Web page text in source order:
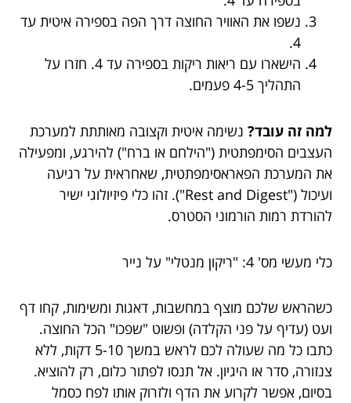
נשפו את האוויר החוצה דרך הפה בספירה איטית עד
4.
הישארו עם ריאות ריקות בספירה עד 4. חזרו על
התהליך 4-5 פעמים.
למה זה עובד? נשימה איטית וקצובה מאותתת למערכת
העצבים הסימפתטית ("הילחם או ברח") להירגע, ומפעילה
את המערכת הפאראסימפתטית, שאחראית על רגיעה
ועיכול ("Rest and Digest"). זהו כלי פיזיולוגי ישיר
להורדת רמות הורמוני הסטרס.
כלי מעשי מס' 4: "ריקון מנטלי" על נייר
כשהראש שלכם מוצף במחשבות, דאגות ומשימות, קחו דף
ועט (עדיף על פני הקלדה) ופשוט "שפכו" הכל החוצה.
כתבו כל מה שעולה לכם לראש במשך 5-10 דקות, ללא
צנזורה, סדר או היגיון. אל תנסו לפתור כלום, רק להוציא.
בסיום, אפשר לקרוע את הדף ולזרוק אותו לפח כסמל